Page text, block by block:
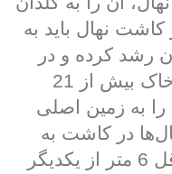
کاشت نهال باید به
رشد کرده و در
هنگام بهار و زمانی که دمای خاک بیش از 21
را به زمین اصلی
در کاشت به
صورت مجموعه‌ای، باید حداقل 6 متر از یکدیگر